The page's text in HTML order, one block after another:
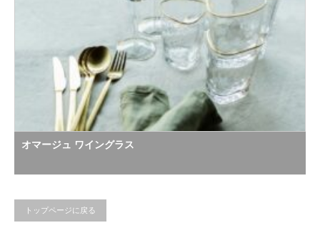
オマージュ ワイングラス
トップページに戻る